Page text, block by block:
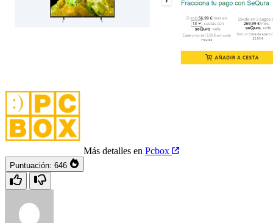
Más detalles en Pcbox
Puntuación: 646